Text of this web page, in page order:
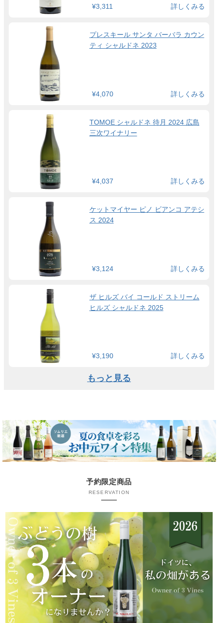
¥3,311 詳しくみる
プレスキール サンタ バーバラ カウン
ティ シャルドネ 2023
¥4,070 詳しくみる
TOMOE シャルドネ 待月 2024 広島
三次ワイナリー
¥4,037 詳しくみる
ケットマイヤー ピノ ビアンコ アテシ
ス 2024
¥3,124 詳しくみる
ザ ヒルズ バイ コールド ストリーム
ヒルズ シャルドネ 2025
¥3,190 詳しくみる
もっと見る
予約限定商品
RESERVATION